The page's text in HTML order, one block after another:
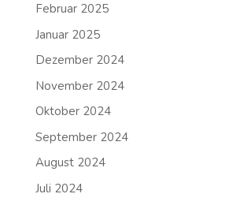
Februar 2025
Januar 2025
Dezember 2024
November 2024
Oktober 2024
September 2024
August 2024
Juli 2024